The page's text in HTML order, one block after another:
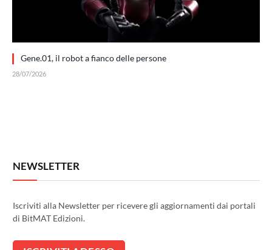
Gene.01, il robot a fianco delle persone
28/07/2026
NEWSLETTER
Iscriviti alla Newsletter per ricevere gli aggiornamenti dai portali
di BitMAT Edizioni.